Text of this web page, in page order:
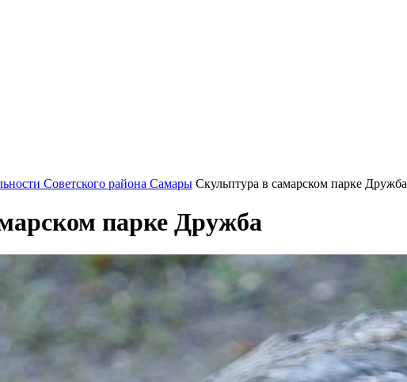
Советского района Самары Скульптура в самарском парке Дружба
парке Дружба